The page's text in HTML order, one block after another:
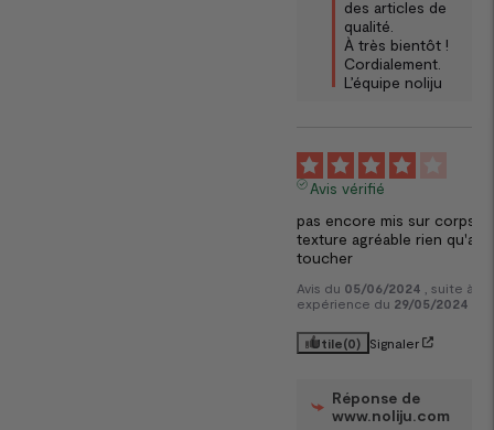
des articles de
qualité.
À très bientôt !
Cordialement.
L’équipe noliju
Avis vérifié
pas encore mis sur corps
texture agréable rien qu'au
toucher
Avis du 05/06/2024
, suite à
expérience du 29/05/2024
Utile(0) Signaler
Réponse de
www.noliju.com